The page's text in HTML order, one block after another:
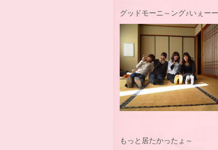
グッドモーニ～ング♪いぇー
もっと居たかったょ～